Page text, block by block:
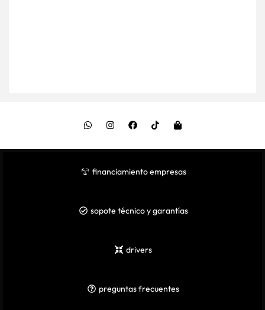
financiamiento empresas
sopote técnico y garantías
drivers
preguntas frecuentes